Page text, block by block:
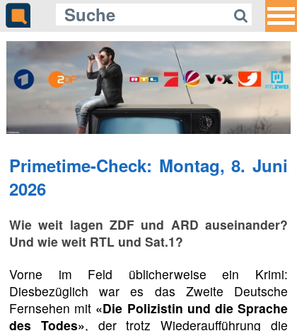
Primetime-Check: Montag, 8. Juni
2026
Wie weit lagen ZDF und ARD auseinander?
Und wie weit RTL und Sat.1?
Vorne im Feld üblicherweise ein Krimi:
Diesbezüglich war es das Zweite Deutsche
Fernsehen mit «Die Polizistin und die Sprache
des Todes», der trotz Wiederaufführung die